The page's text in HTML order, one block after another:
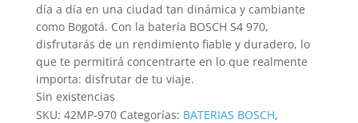
día a día en una ciudad tan dinámica y cambiante
como Bogotá. Con la batería BOSCH S4 970,
disfrutarás de un rendimiento fiable y duradero, lo
que te permitirá concentrarte en lo que realmente
importa: disfrutar de tu viaje.
Sin existencias
SKU: 42MP-970 Categorías: BATERIAS BOSCH,